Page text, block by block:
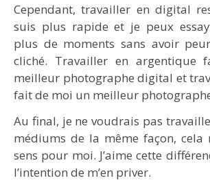
Cependant, travailler en digital
suis plus rapide et je peux
plus de moments sans avoir
cliché. Travailler en argentique
meilleur photographe digital et
fait de moi un meilleur
Au final, je ne voudrais pas
médiums de la même façon, cela
sens pour moi. J’aime cette
l’intention de m’en priver.